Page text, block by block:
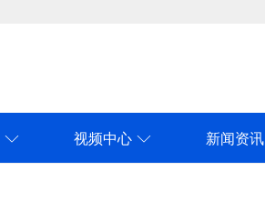
视频中心 新闻资讯